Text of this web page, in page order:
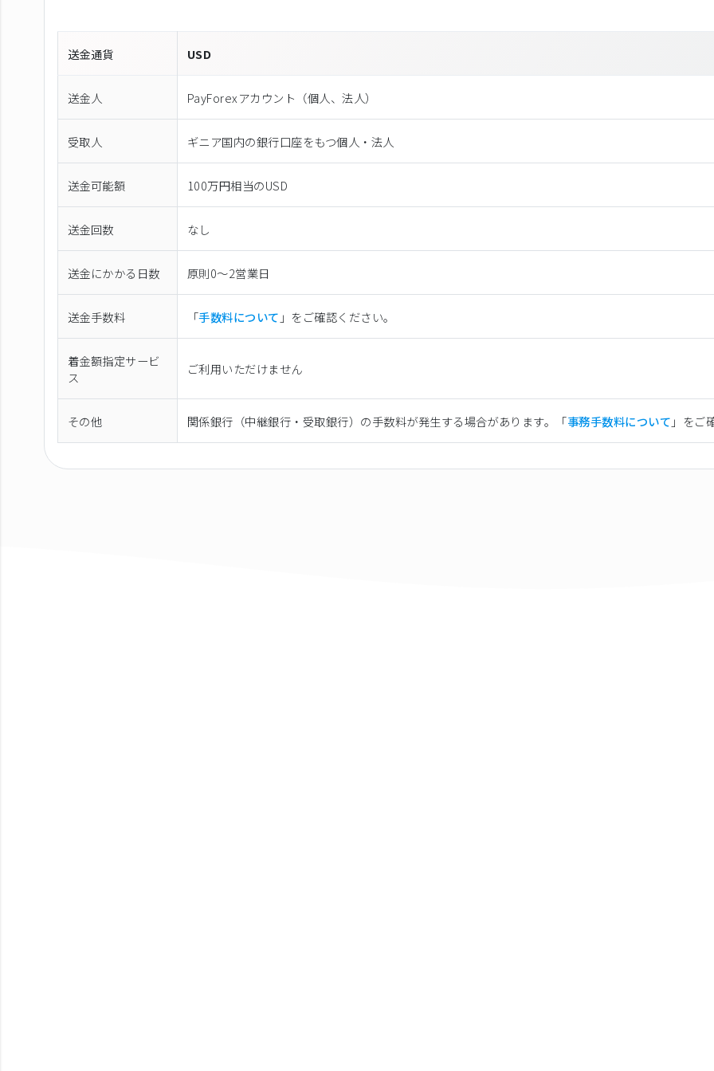
送金通貨 USD
送金人 PayForexアカウント（個⼈、法⼈）
受取人 ギニア国内の銀行口座をもつ個人・法人
送金可能額 100万円相当のUSD
送金回数 なし
送金にかかる日数 原則0〜2営業日
送金手数料 「手数料について 」をご確認ください。
着金額指定サービ
ス
ご利用いただけません
その他 関係銀行（中継銀行・受取銀行）の手数料が発生する場合があります。「事務手数料について 」をご